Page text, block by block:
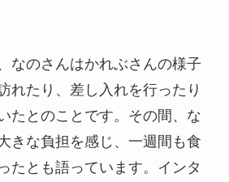
なのさんはかれぶさんの様子
れたり、差し入れを行ったり
たとのことです。その間、な
きな負担を感じ、一週間も食
たとも語っています。インタ